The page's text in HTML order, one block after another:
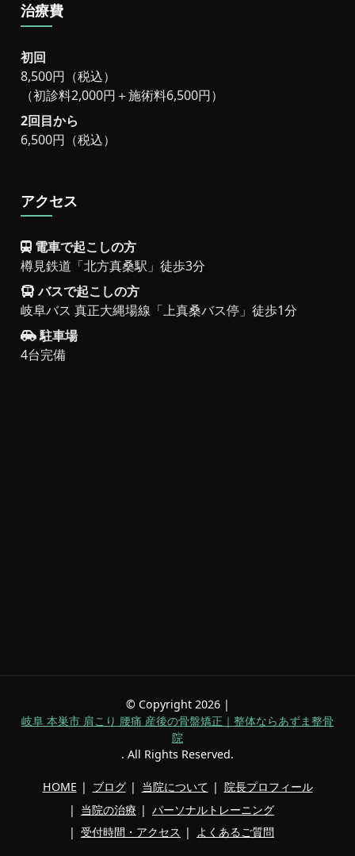
治療費
初回
8,500円（税込）
（初診料2,000円＋施術料6,500円）
2回目から
6,500円（税込）
アクセス
電車で起こしの方
樽見鉄道「北方真桑駅」徒歩3分
バスで起こしの方
岐阜バス 真正大縄場線「上真桑バス停」徒歩1分
駐車場
4台完備
© Copyright 2026 |
岐阜 本巣市 肩こり 腰痛 産後の骨盤矯正｜整体ならあずま整骨
院
. All Rights Reserved.
HOME ブログ 当院について
院長プロフィール
当院の治療
パーソナルトレーニング
受付時間・アクセス
よくあるご質問